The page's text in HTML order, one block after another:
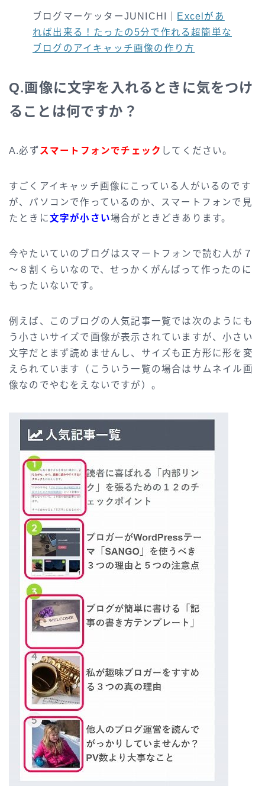
ブログマーケッターJUNICHI｜ Excelがあ
れば出来る！たったの5分で作れる超簡単な
ブログのアイキャッチ画像の作り方
Q.画像に文字を入れるときに気をつけ
ることは何ですか？
A.必ず スマートフォンでチェック してください。
すごくアイキャッチ画像にこっている人がいるのです
が、パソコンで作っているのか、スマートフォンで見
たときに文字が小さい場合がときどきあります。
今やたいていのブログはスマートフォンで読む人が７
～８割くらいなので、せっかくがんばって作ったのに
もったいないです。
例えば、このブログの人気記事一覧では次のようにも
う小さいサイズで画像が表示されていますが、小さい
文字だとまず読めませんし、サイズも正方形に形を変
えられています（こういう一覧の場合はサムネイル画
像なのでやむをえないですが）。